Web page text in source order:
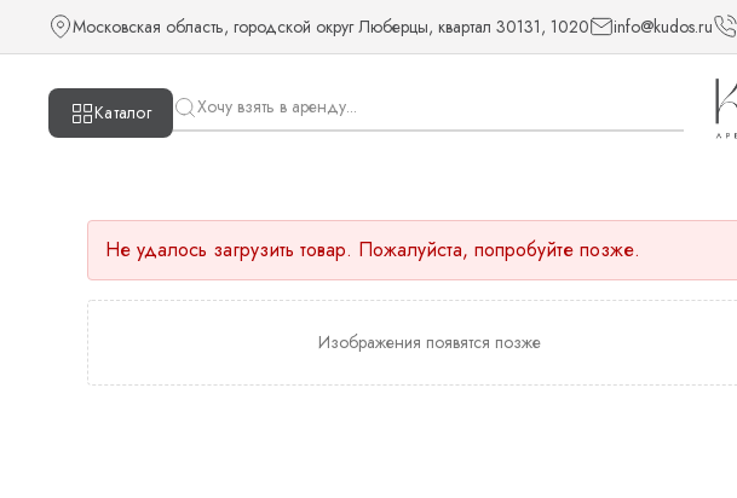
Московская область, городской округ Люберцы, квартал 30131, 1020 info@kudos.ru
Каталог
Не удалось загрузить товар. Пожалуйста, попробуйте позже.
Изображения появятся позже